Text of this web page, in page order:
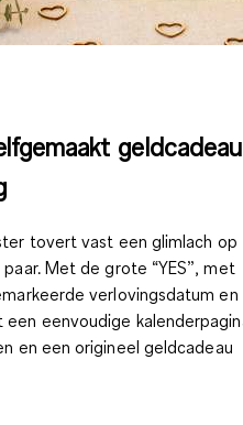
geldcadeau
tovert vast een glimlach op
Met de grote “YES”, met
verlovingsdatum en
eenvoudige
en eenorigineel geldcadeau